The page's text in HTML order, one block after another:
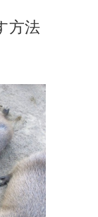
方法